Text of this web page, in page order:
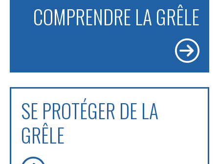
COMPRENDRE LA GRÊLE
SE PROTÉGER DE LA
GRÊLE